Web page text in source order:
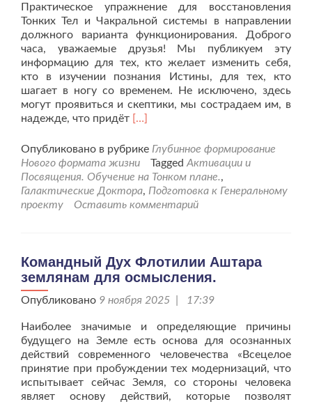
Практическое упражнение для восстановления
Тонких Тел и Чакральной системы в направлении
должного варианта функционирования. Доброго
часа, уважаемые друзья! Мы публикуем эту
информацию для тех, кто желает изменить себя,
кто в изучении познания Истины, для тех, кто
шагает в ногу со временем. Не исключено, здесь
могут проявиться и скептики, мы сострадаем им, в
надежде, что придёт Читать
проГалактические
Доктора
о
новой
практике
[…]
Опубликовано в рубрике Глубинное формирование
Нового формата жизни
TaggedАктивации и
Посвящения. Обучение на Тонком плане.,
Галактические Доктора, Подготовка к Генеральному
проекту
Оставить комментарий
Командный Дух Флотилии Аштара
землянам для осмысления.
Опубликовано 9 ноября 2025 | 17:39
Наиболее значимые и определяющие причины
будущего на Земле есть основа для осознанных
действий современного человечества «Всецелое
принятие при пробуждении тех модернизаций, что
испытывает сейчас Земля, со стороны человека
являет основу действий, которые позволят